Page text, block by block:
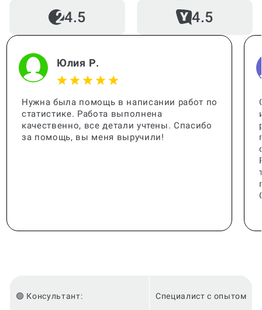
4.5 4.5
Юлия Р.
Нужна была помощь в написании работ по
статистике. Работа выполнена
качественно, все детали учтены. Спасибо
за помощь, вы меня выручили!
🟢 Консультант: Специалист с опытом